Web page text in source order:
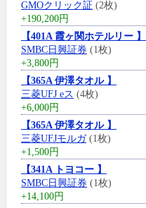
GMOクリック証 (2枚)
+190,200円
【401A 霞ヶ関ホテルリー 】
SMBC日興証券 (1枚)
+3,800円
【365A 伊澤タオル 】
三菱UFJ eス (4枚)
+6,000円
【365A 伊澤タオル 】
三菱UFJモルガ(1枚)
+1,500円
【341A トヨコー 】
SMBC日興証券 (1枚)
+14,100円